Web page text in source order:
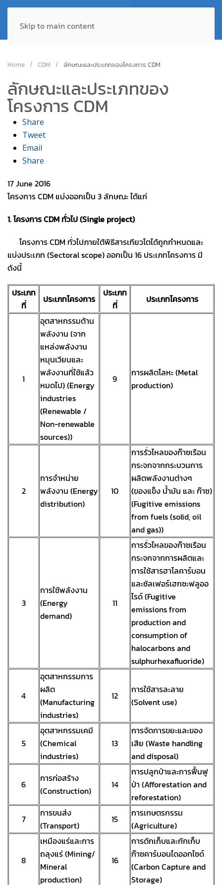
Skip to main content
Home CDM ลักษณะและประเภทของโครงการ CDM
ลักษณะและประเภทของ
โครงการ CDM
Share
Tweet
Email
Share
17 June 2016
โครงการ CDM แบ่งออกเป็น 3 ลักษณะ ได้แก่
1. โครงการ CDM ทั่วไป (Single project)
โครงการ CDM ทั่วไปภายใต้พิธีสารเกียวโตได้ถูกกำหนดและ
แบ่งประเภท (Sectoral scope) ออกเป็น 16 ประเภทโครงการ มี
ดังนี้
ประเภท
ที่
ประเภทโครงการ
ประเภท
ที่
ประเภทโครงการ
1
อุตสาหกรรมด้าน
พลังงาน (จาก
แหล่งพลังงาน
หมุนเวียนและ
พลังงานที่ใช้แล้ว
หมดไป) (Energy
industries
(Renewable /
Non-renewable
sources))
9
การผลิตโลหะ (Metal
production)
2
การจำหน่าย
พลังงาน (Energy
distribution)
10
การรั่วไหลของก๊าซเรือน
กระจกจากกระบวนการ
ผลิตพลังงานต่างๆ
(ของแข็ง น้ำมัน และ ก๊าซ)
(Fugitive emissions
from fuels (solid, oil
and gas))
3
การใช้พลังงาน
(Energy
demand)
11
การรั่วไหลของก๊าซเรือน
กระจกจากการผลิตและ
การใช้สารฮาโลคาร์บอน
และซัลเฟอร์เฮกซะฟลูออ
ไรด์ (Fugitive
emissions from
production and
consumption of
halocarbons and
sulphurhexafluoride)
4
อุตสาหกรรมการ
ผลิต
(Manufacturing
industries)
12
การใช้สารละลาย
(Solvent use)
5
อุตสาหกรรมเคมี
(Chemical
industries)
13
การจัดการขยะและของ
เสีย (Waste handling
and disposal)
6
การก่อสร้าง
(Construction)
14
การปลูกป่าและการฟื้นฟู
ป่า (Afforestation and
reforestation)
7
การขนส่ง
(Transport)
15
การเกษตรกรรม
(Agriculture)
8
เหมืองแร่และการ
ถลุงแร่ (Mining/
Mineral
production)
16
การดักเก็บและกักเก็บ
ก๊าซคาร์บอนไดออกไซด์
(Carbon Capture and
Storage)